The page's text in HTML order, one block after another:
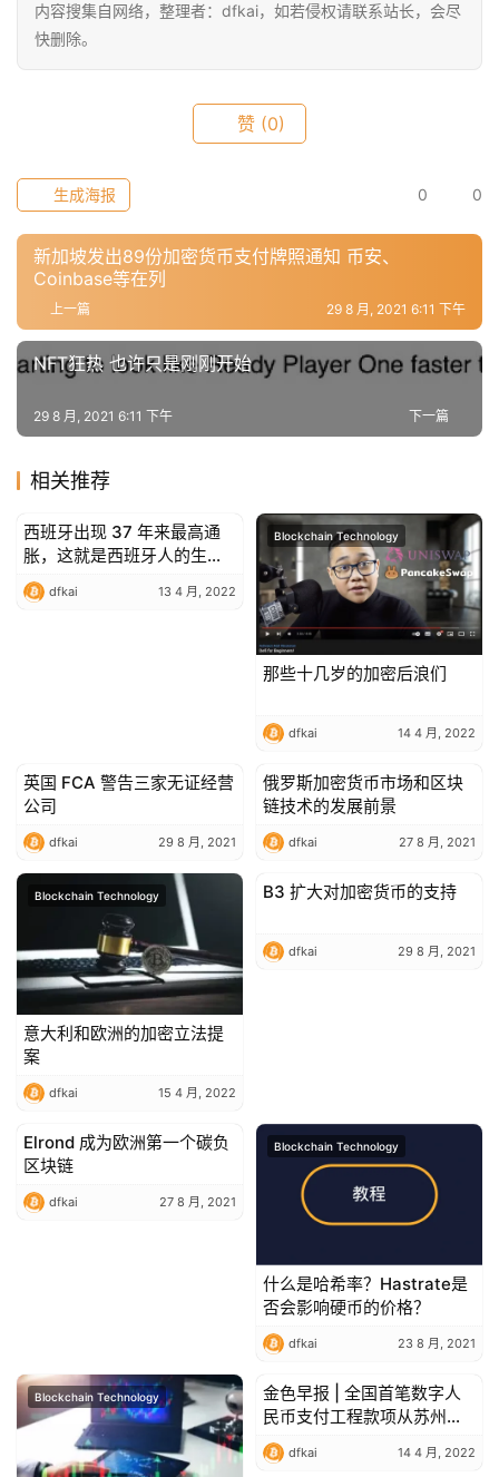
内容搜集自网络，整理者：dfkai，如若侵权请联系站长，会尽
快删除。
赞 (0)
0 0
生成海报
新加坡发出89份加密货币支付牌照通知 币安、
Coinbase等在列
上一篇 29 8 月, 2021 6:11 下午
NFT狂热 也许只是刚刚开始
下一篇
29 8 月, 2021 6:11 下午
相关推荐
Blockchain Technology
西班牙出现 37 年来最高通
胀，这就是西班牙人的生活
方式
dfkai 13 4 月, 2022
Blockchain Technology
那些十几岁的加密后浪们
dfkai 14 4 月, 2022
Blockchain Technology
英国 FCA 警告三家无证经营
公司
dfkai 29 8 月, 2021
Blockchain Technology
俄罗斯加密货币市场和区块
链技术的发展前景
dfkai 27 8 月, 2021
Blockchain Technology
意大利和欧洲的加密立法提
案
dfkai 15 4 月, 2022
Blockchain Technology
B3 扩大对加密货币的支持
dfkai 29 8 月, 2021
Blockchain Technology
Elrond 成为欧洲第一个碳负
区块链
dfkai 27 8 月, 2021
Blockchain Technology
什么是哈希率？Hastrate是
否会影响硬币的价格？
dfkai 23 8 月, 2021
Blockchain Technology Blockchain Technology
金色早报 | 全国首笔数字人
民币支付工程款项从苏州发
出
dfkai 14 4 月, 2022